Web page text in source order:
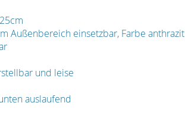
Außenbereich einsetzbar, Farbe anthrazit
und leise
auslaufend